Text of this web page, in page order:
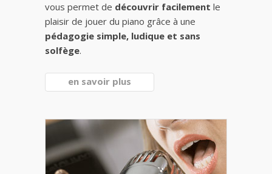
vous permet de découvrir facilement le
plaisir de jouer du piano grâce à une
pédagogie simple, ludique et sans
solfège.
en savoir plus